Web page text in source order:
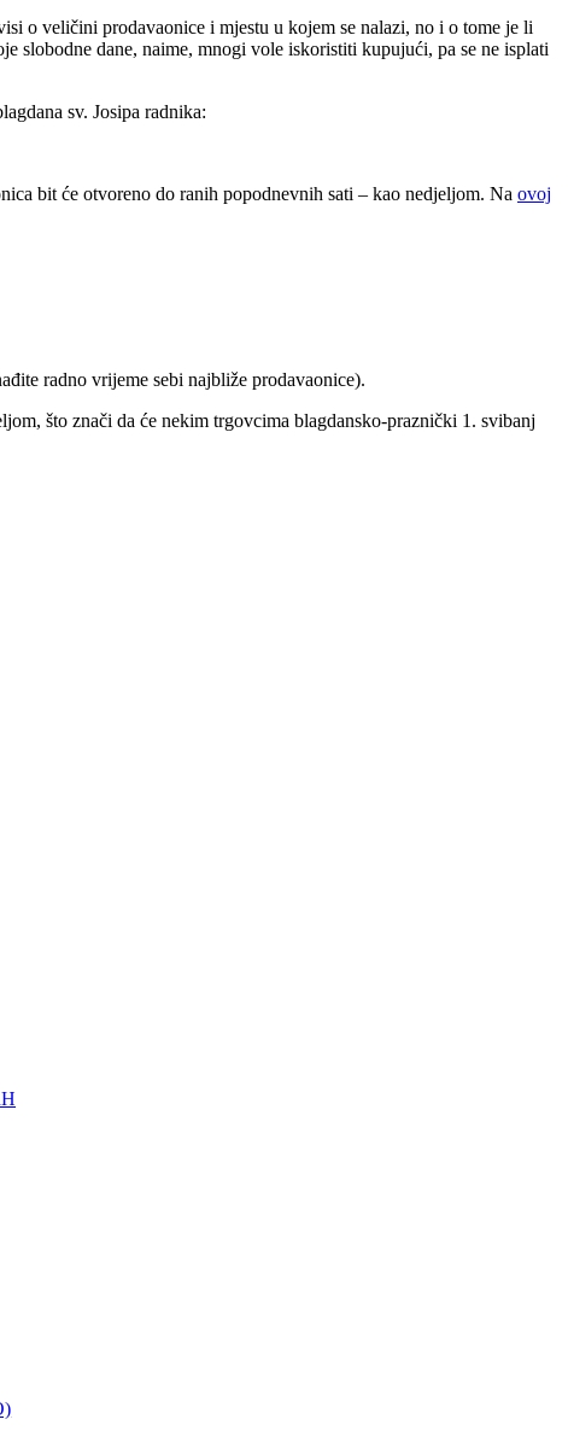
o veličini prodavaonice i mjestu u kojem se nalazi, no i o tome je li
slobodne dane, naime, mnogi vole iskoristiti kupujući, pa se ne isplati
sv. Josipa radnika:
bit će otvoreno do ranih popodnevnih sati – kao nedjeljom. Na ovoj
radno vrijeme sebi najbliže prodavaonice).
što znači da će nekim trgovcima blagdansko-praznički 1. svibanj